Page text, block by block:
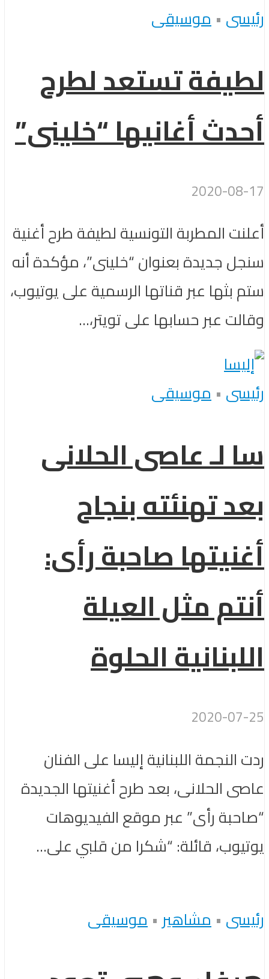
رئيسى •موسيقى
لطيفة تستعد لطرح
أحدث أغانيها “خلينى”
2020-08-17
أعلنت المطربة التونسية لطيفة طرح أغنية
سنجل جديدة بعنوان “خلينى”، مؤكدة أنه
ستم بثها عبر قناتها الرسمية على يوتيوب،
وقالت عبر حسابها على تويتر،...
رئيسى •موسيقى
سا لـ عاصى الحلانى
بعد تهنئته بنجاح
أغنيتها صاحبة رأى:
أنتم مثل العيلة
اللبنانية الحلوة
2020-07-25
ردت النجمة اللبنانية إليسا على الفنان
عاصى الحلانى، بعد طرح أغنيتها الجديدة
“صاحبة رأى” عبر موقع الفيديوهات
يوتيوب، قائلة: “شكرا من قلبي على...
رئيسى •مشاهير•موسيقى